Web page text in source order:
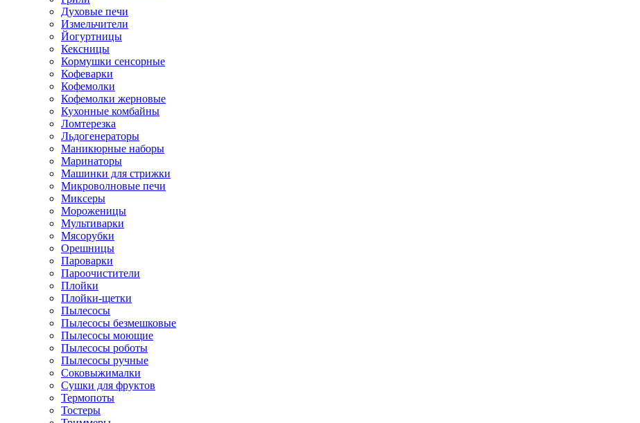
Духовые печи
Измельчители
Йогуртницы
Кексницы
Кормушки сенсорные
Кофеварки
Кофемолки
Кофемолки жерновые
Кухонные комбайны
Ломтерезка
Льдогенераторы
Маникюрные наборы
Маринаторы
Машинки для стрижки
Микроволновые печи
Миксеры
Мороженицы
Мультиварки
Мясорубки
Орешницы
Пароварки
Пароочистители
Плойки
Плойки-щетки
Пылесосы
Пылесосы безмешковые
Пылесосы моющие
Пылесосы роботы
Пылесосы ручные
Соковыжималки
Сушки для фруктов
Термопоты
Тостеры